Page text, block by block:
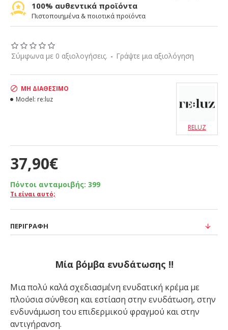
100% αυθεντικά προϊόντα
Πιστοποιημένα & ποιοτικά προϊόντα
Σύμφωνα με 0 αξιολογήσεις. - Γράψτε μια αξιολόγηση
37,90€
Πόντοι ανταμοιβής: 399
Τι είναι αυτό;
ΜΗ ΔΙΑΘΈΣΙΜΟ
Model: re:luz
RELUZ
ΠΕΡΙΓΡΑΦΉ
Μία βόμβα ενυδάτωσης !!
Μια πολύ καλά σχεδιασμένη ενυδατική κρέμα με
πλούσια σύνθεση και εστίαση στην ενυδάτωση, στην
ενδυνάμωση του επιδερμικού φραγμού και στην
αντιγήρανση.